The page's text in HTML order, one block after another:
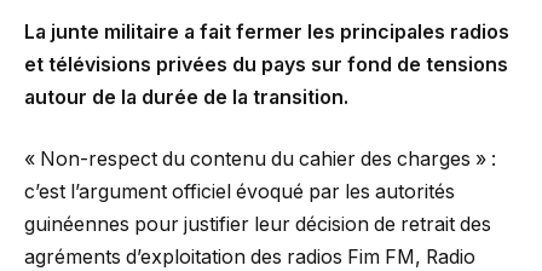
La junte militaire a fait fermer les principales radios
et télévisions privées du pays sur fond de tensions
autour de la durée de la transition.
« Non-respect du contenu du cahier des charges » :
c’est l’argument officiel évoqué par les autorités
guinéennes pour justifier leur décision de retrait des
agréments d’exploitation des radios Fim FM, Radio